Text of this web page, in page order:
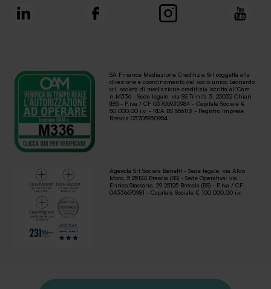
SA Finance Mediazione Creditizia Srl soggetta alla
direzione e coordinamento del socio unico Leonardo
srl, società di mediazione creditizia iscritta all'Oam
n.M336 - Sede legale: via SS Trinità 3, 25032 Chiari
(BS) - P.iva / CF 03705930984 - Capitale Sociale €
50.000,00 i.v. - REA BS 556113 - Registro Imprese
Brescia 03705930984
Agevola Srl Società Benefit - Sede legale: via Aldo
Moro, 5 25124 Brescia (BS) - Sede Operativa: via
Enrico Stassano, 29 25125 Brescia (BS) - P.iva / CF:
04336670981 - Capitale Sociale € 100.000,00 i.v.